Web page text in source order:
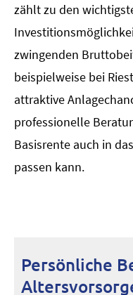
zählt zu den
zwingenden
beispielweise bei
attraktive
professionelle
Basisrente auch in
passen kann.
Persönliche